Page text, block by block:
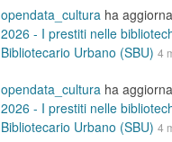
opendata_cultura ha
2026 - I prestiti nelle
Bibliotecario Urbano (SBU) 4
opendata_cultura ha
2026 - I prestiti nelle
Bibliotecario Urbano (SBU) 4